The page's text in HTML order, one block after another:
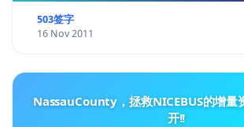
503签字
16 Nov 2011
NassauCounty，拯救NICEBUS的增量
开!!